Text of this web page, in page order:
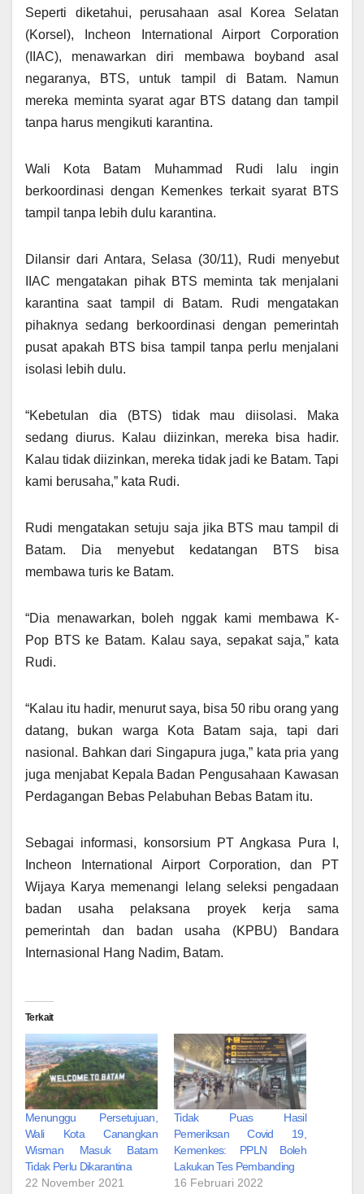
Seperti diketahui, perusahaan asal Korea Selatan
(Korsel), Incheon International Airport Corporation
(IIAC), menawarkan diri membawa boyband asal
negaranya, BTS, untuk tampil di Batam. Namun
mereka meminta syarat agar BTS datang dan tampil
tanpa harus mengikuti karantina.
Wali Kota Batam Muhammad Rudi lalu ingin
berkoordinasi dengan Kemenkes terkait syarat BTS
tampil tanpa lebih dulu karantina.
Dilansir dari Antara, Selasa (30/11), Rudi menyebut
IIAC mengatakan pihak BTS meminta tak menjalani
karantina saat tampil di Batam. Rudi mengatakan
pihaknya sedang berkoordinasi dengan pemerintah
pusat apakah BTS bisa tampil tanpa perlu menjalani
isolasi lebih dulu.
“Kebetulan dia (BTS) tidak mau diisolasi. Maka
sedang diurus. Kalau diizinkan, mereka bisa hadir.
Kalau tidak diizinkan, mereka tidak jadi ke Batam. Tapi
kami berusaha,” kata Rudi.
Rudi mengatakan setuju saja jika BTS mau tampil di
Batam. Dia menyebut kedatangan BTS bisa
membawa turis ke Batam.
“Dia menawarkan, boleh nggak kami membawa K-
Pop BTS ke Batam. Kalau saya, sepakat saja,” kata
Rudi.
“Kalau itu hadir, menurut saya, bisa 50 ribu orang yang
datang, bukan warga Kota Batam saja, tapi dari
nasional. Bahkan dari Singapura juga,” kata pria yang
juga menjabat Kepala Badan Pengusahaan Kawasan
Perdagangan Bebas Pelabuhan Bebas Batam itu.
Sebagai informasi, konsorsium PT Angkasa Pura I,
Incheon International Airport Corporation, dan PT
Wijaya Karya memenangi lelang seleksi pengadaan
badan usaha pelaksana proyek kerja sama
pemerintah dan badan usaha (KPBU) Bandara
Internasional Hang Nadim, Batam.
Terkait
Menunggu Persetujuan,
Wali Kota Canangkan
Wisman Masuk Batam
Tidak Perlu Dikarantina
22 November 2021
Tidak Puas Hasil
Pemeriksan Covid 19,
Kemenkes: PPLN Boleh
Lakukan Tes Pembanding
16 Februari 2022